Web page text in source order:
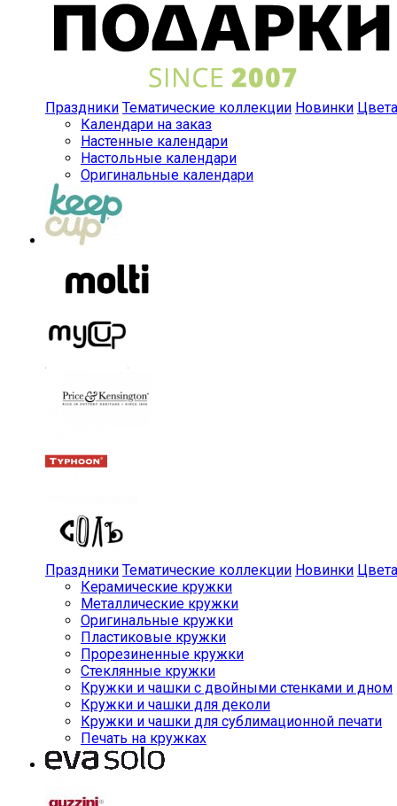
Праздники Тематические коллекции Новинки Цвета
Календари на заказ
Настенные календари
Настольные календари
Оригинальные календари
Праздники Тематические коллекции Новинки Цвета
Керамические кружки
Металлические кружки
Оригинальные кружки
Пластиковые кружки
Прорезиненные кружки
Стеклянные кружки
Кружки и чашки с двойными стенками и дном
Кружки и чашки для деколи
Кружки и чашки для сублимационной печати
Печать на кружках